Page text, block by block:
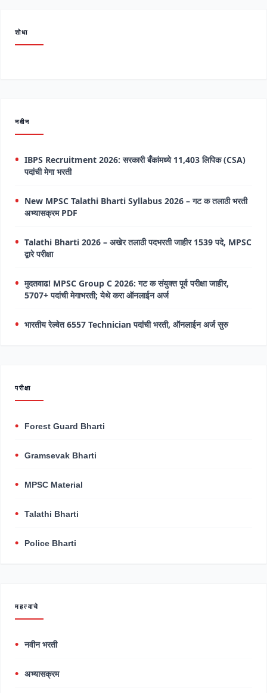
शोधा
नवीन
IBPS Recruitment 2026: सरकारी बँकांमध्ये 11,403 लिपिक (CSA)
पदांची मेगा भरती
New MPSC Talathi Bharti Syllabus 2026 – गट क तलाठी भरती
अभ्यासक्रम PDF
Talathi Bharti 2026 – अखेर तलाठी पदभरती जाहीर 1539 पदे, MPSC
द्वारे परीक्षा
मुदतवाढ! MPSC Group C 2026: गट क संयुक्त पूर्व परीक्षा जाहीर,
5707+ पदांची मेगाभरती; येथे करा ऑनलाईन अर्ज
भारतीय रेल्वेत 6557 Technician पदांची भरती, ऑनलाईन अर्ज सुरु
परीक्षा
Forest Guard Bharti
Gramsevak Bharti
MPSC Material
Talathi Bharti
Police Bharti
महत्वाचे
नवीन भरती
अभ्यासक्रम